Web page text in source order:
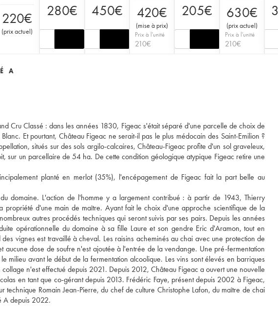
220€
(prix actuel)
280€ 450€ 420€
(mise à prix)
Prix à l'unité
210€
205€ 630€
(prix actuel)
Prix à l'unité
210€
A
Cru Classé : dans les années 1830, Figeac s'était séparé d'une parcelle de choix de
Et pourtant, Château Figeac ne serait-il pas le plus médocain des Saint-Emilion ?
situés sur des sols argilo-calcaires, Château-Figeac profite d'un sol graveleux,
sur un parcellaire de 54 ha. De cette condition géologique atypique Figeac retire une
planté en merlot (35%), l'encépagement de Figeac fait la part belle au
domaine. L'action de l'homme y a largement contribué : à partir de 1943, Thierry
d'une main de maître. Ayant fait le choix d'une approche scientifique de la
autres procédés techniques qui seront suivis par ses pairs. Depuis les années
opérationnelle du domaine à sa fille Laure et son gendre Eric d'Aramon, tout en
vignes est travaillé à cheval. Les raisins acheminés au chai avec une protection de
dose de soufre n'est ajoutée à l'entrée de la vendange. Une pré-fermentation
avant le début de la fermentation alcoolique. Les vins sont élevés en barriques
n'est effectué depuis 2021. Depuis 2012, Château Figeac a ouvert une nouvelle
en tant que co-gérant depuis 2013. Frédéric Faye, présent depuis 2002 à Figeac,
Romain Jean-Pierre, du chef de culture Christophe Lafon, du maître de chai
A depuis 2022.